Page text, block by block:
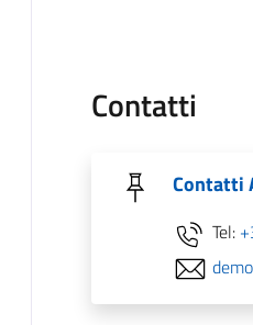
Contatti
Contatti
Tel: